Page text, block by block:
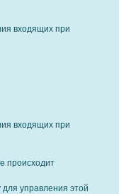
входящих при
входящих при
происходит
для управления этой